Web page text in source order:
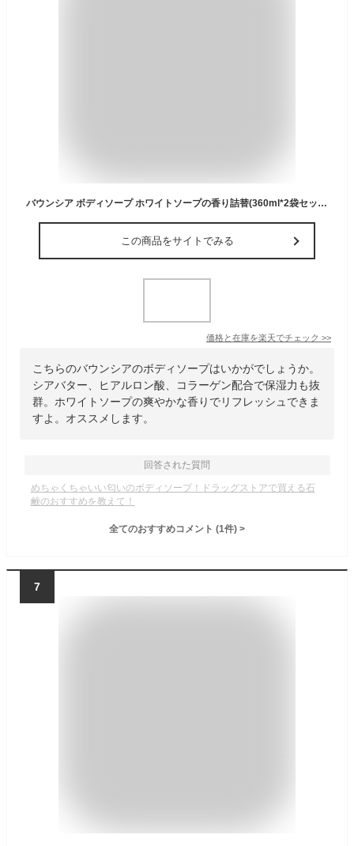
バウンシア ボディソープ ホワイトソープの香り詰替(360ml*2袋セット)【バウンシア】
この商品をサイトでみる
価格と在庫を楽天でチェック >>
こちらのバウンシアのボディソープはいかがでしょうか。
シアバター、ヒアルロン酸、コラーゲン配合で保湿力も抜
群。ホワイトソープの爽やかな香りでリフレッシュできま
すよ。オススメします。
回答された質問
めちゃくちゃいい匂いのボディソープ！ドラッグストアで買える石
鹸のおすすめを教えて！
全てのおすすめコメント (1件) >
7